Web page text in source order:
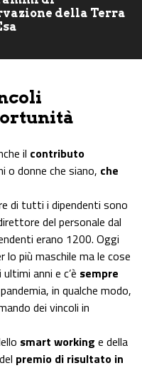
della Terra
il contributo
o donne che siano, che
di tutti i dipendenti sono
del personale dal
erano 1200. Oggi
lo più maschile ma le cose
anni e c’è sempre
in qualche modo,
dei vincoli in
smart working e della
premio di risultato in